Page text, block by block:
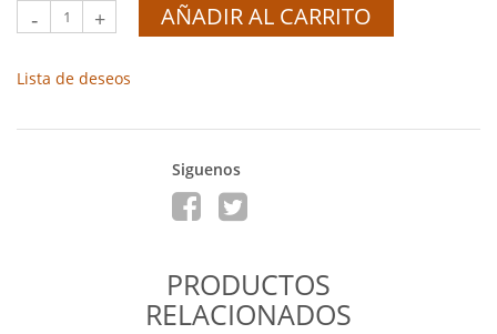
- + AÑADIR AL CARRITO
Lista de deseos
Siguenos
PRODUCTOS
RELACIONADOS